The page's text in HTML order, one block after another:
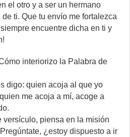
el otro y a ser un hermano
ti. Que tu envío me fortalezca
encuentre dicha en ti y
interiorizo la Palabra de
digo: quien acoja al que yo
me acoja a mí, acoge a
versículo, piensa en la misión
¿estoy dispuesto a ir